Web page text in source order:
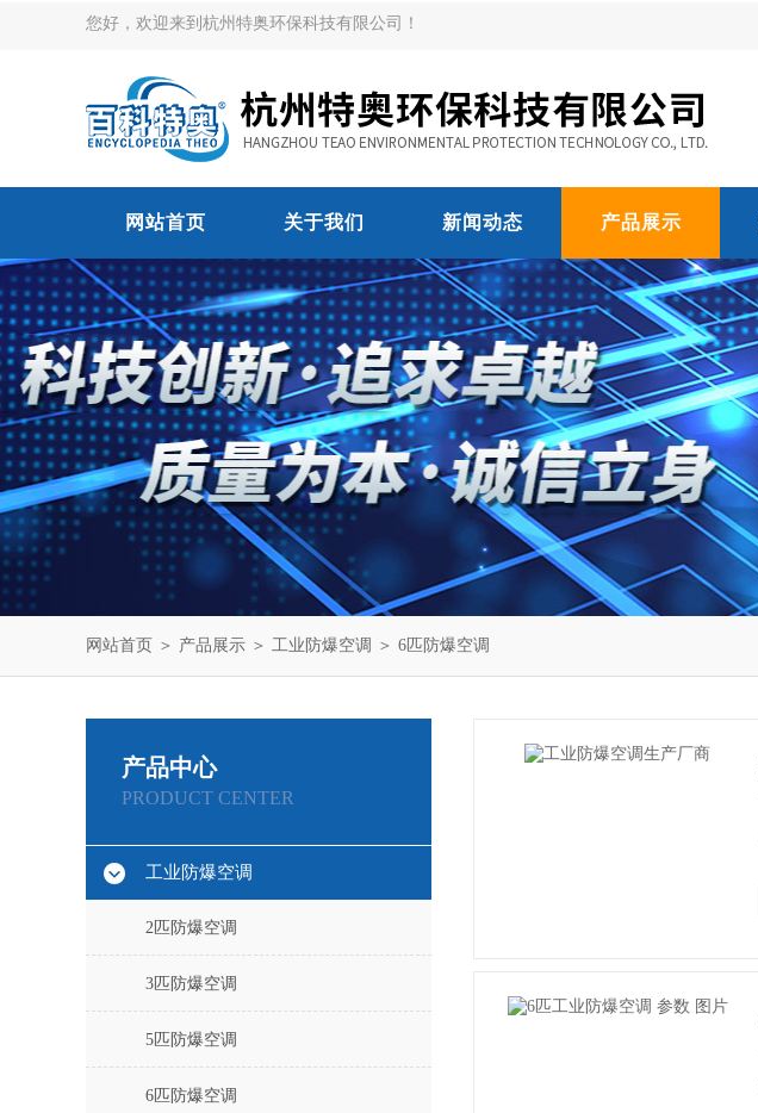
您好，欢迎来到杭州特奥环保科技有限公司！
网站首页 关于我们 新闻动态 产品展示
网站首页 ＞ 产品展示 ＞ 工业防爆空调 ＞ 6匹防爆空调
产品中心
PRODUCT CENTER
工业防爆空调
2匹防爆空调
3匹防爆空调
5匹防爆空调
6匹防爆空调